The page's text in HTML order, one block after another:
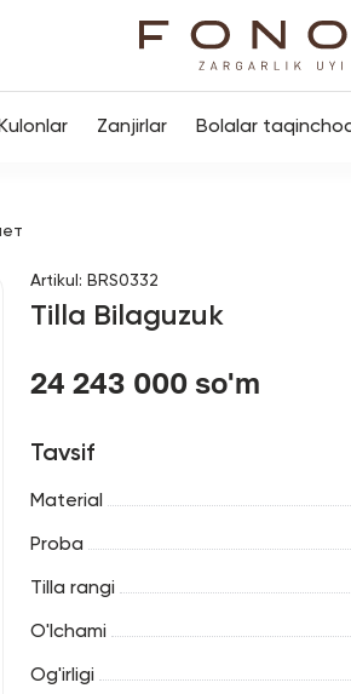
Kulonlar Zanjirlar Bolalar
Artikul : BRS0332
Tilla Bilaguzuk
24 243 000 so'm
Tavsif
Material
Proba
Tilla rangi
O'lchami
Og'irligi